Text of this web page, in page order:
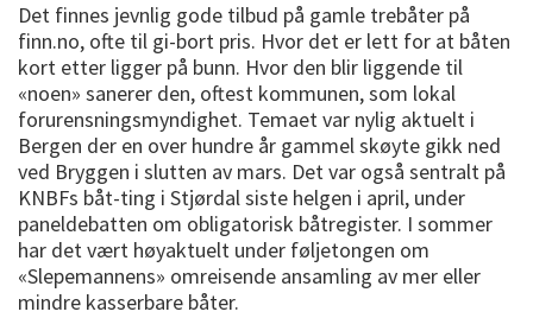
Det finnes jevnlig gode tilbud på gamle trebåter på
finn.no, ofte til gi-bort pris. Hvor det er lett for at båten
kort etter ligger på bunn. Hvor den blir liggende til
«noen» sanerer den, oftest kommunen, som lokal
forurensningsmyndighet. Temaet var nylig aktuelt i
Bergen der en over hundre år gammel skøyte gikk ned
ved Bryggen i slutten av mars. Det var også sentralt på
KNBFs båt-ting i Stjørdal siste helgen i april, under
paneldebatten om obligatorisk båtregister. I sommer
har det vært høyaktuelt under føljetongen om
«Slepemannens» omreisende ansamling av mer eller
mindre kasserbare båter.